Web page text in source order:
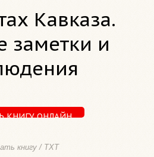
Кавказа.
заметки и
КНИГУ ОНЛАЙН
книгу / TXT